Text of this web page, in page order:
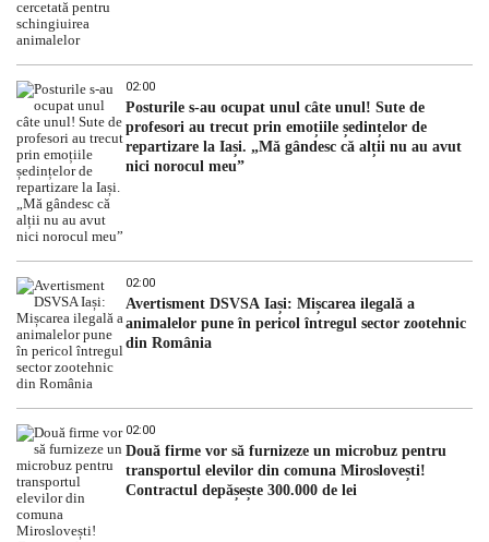
02:00
Posturile s-au ocupat unul câte unul! Sute de
profesori au trecut prin emoțiile ședințelor de
repartizare la Iași. „Mă gândesc că alții nu au avut
nici norocul meu”
02:00
Avertisment DSVSA Iași: Mișcarea ilegală a
animalelor pune în pericol întregul sector zootehnic
din România
02:00
Două firme vor să furnizeze un microbuz pentru
transportul elevilor din comuna Miroslovești!
Contractul depășește 300.000 de lei